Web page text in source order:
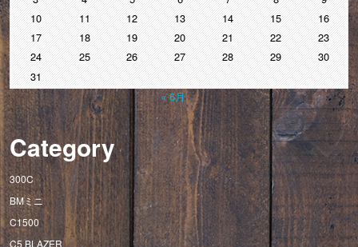
10
11 12 13 14 15
16
17
18 19 20 21 22
23
24
25 26 27 28 29
30
31
« 6月
Category
300C
BMミニ
C1500
C5 BLAZER